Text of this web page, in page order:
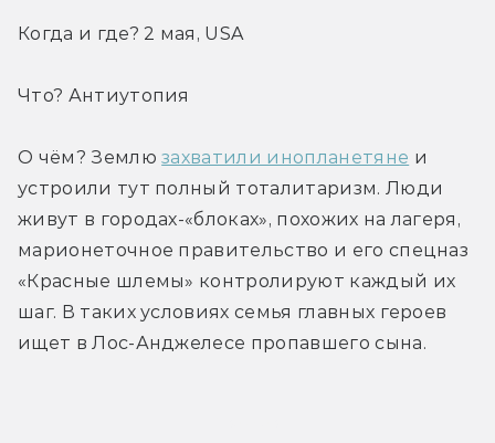
Когда и где? 2 мая, USA
Что? Антиутопия
О чём? Землю захватили инопланетяне и
устроили тут полный тоталитаризм. Люди
живут в городах-«блоках», похожих на лагеря,
марионеточное правительство и его спецназ
«Красные шлемы» контролируют каждый их
шаг. В таких условиях семья главных героев
ищет в Лос-Анджелесе пропавшего сына.